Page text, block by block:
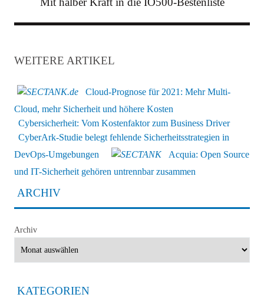
WEITERE ARTIKEL
Cloud-Prognose für 2021: Mehr Multi-
Cloud, mehr Sicherheit und höhere Kosten
Cybersicherheit: Vom Kostenfaktor zum Business Driver
CyberArk-Studie belegt fehlende Sicherheitsstrategien in
DevOps-Umgebungen
Acquia: Open Source
und IT-Sicherheit gehören untrennbar zusammen
ARCHIV
Archiv
KATEGORIEN